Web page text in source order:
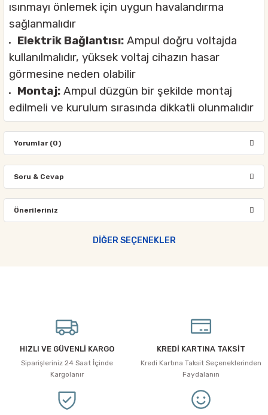
ısınmayı önlemek için uygun havalandırma
sağlanmalıdır
Elektrik Bağlantısı: Ampul doğru voltajda
kullanılmalıdır, yüksek voltaj cihazın hasar
görmesine neden olabilir
Montaj: Ampul düzgün bir şekilde montaj
edilmeli ve kurulum sırasında dikkatli olunmalıdır
Yorumlar (0)
Bu ürüne ilk yorumu siz yapın!
Soru & Cevap
Ürün hakkında henüz soru sorulmamış.
Önerileriniz
Bu ürünün fiyat bilgisi, resim, ürün açıklamalarında ve diğer
Ürün açıklamasında eksik bilgiler bulunuyor.
Ürün bilgilerinde hatalar bulunuyor.
Ürün fiyatı diğer sitelerden daha pahalı.
Bu ürüne benzer farklı alternatifler olmalı.
DİĞER SEÇENEKLER
HIZLI VE GÜVENLİ KARGO
Siparişleriniz 24 Saat İçinde
Kargolanır
KREDİ KARTINA TAKSİT
Kredi Kartına Taksit Seçeneklerinden
Faydalanın